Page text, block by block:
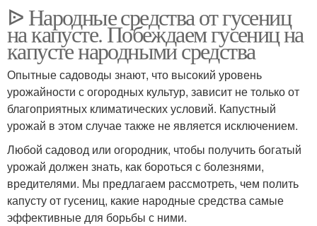
ᐉ Народные средства от гусениц
на капусте. Побеждаем гусениц на
капусте народными средства
Опытные садоводы знают, что высокий уровень
урожайности с огородных культур, зависит не только от
благоприятных климатических условий. Капустный
урожай в этом случае также не является исключением.
Любой садовод или огородник, чтобы получить богатый
урожай должен знать, как бороться с болезнями,
вредителями. Мы предлагаем рассмотреть, чем полить
капусту от гусениц, какие народные средства самые
эффективные для борьбы с ними.